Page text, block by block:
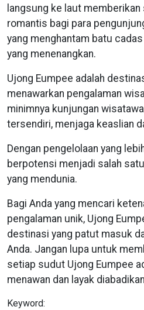
langsung ke laut
romantis bagi para
yang menghantam batu
yang menenangkan.
Ujong Eumpee adalah
menawarkan pengalaman
minimnya kunjungan
tersendiri, menjaga keaslian
Dengan pengelolaan yang
berpotensi menjadi salah
yang mendunia.
Bagi Anda yang mencari
pengalaman unik, Ujong
destinasi yang patut masuk
Anda. Jangan lupa untuk
setiap sudut Ujong Eumpee
menawan dan layak
Keyword: